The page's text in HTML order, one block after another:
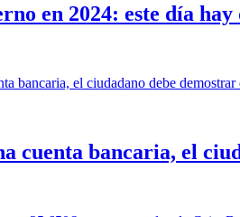
en 2024: este día
cuenta bancaria, el